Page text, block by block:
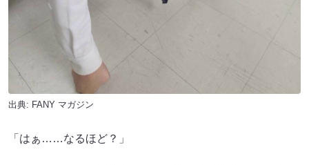
出典: FANY マガジン
「はぁ……なるほど？」